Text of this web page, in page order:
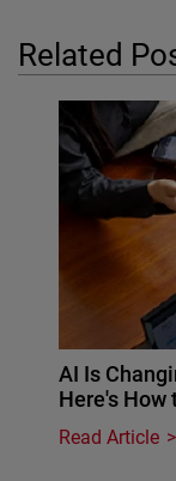
Related
AI Is
Here's How
Read Article